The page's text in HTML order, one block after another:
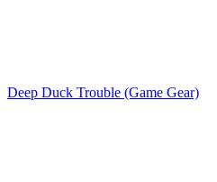
Deep Duck Trouble (Game Gear)